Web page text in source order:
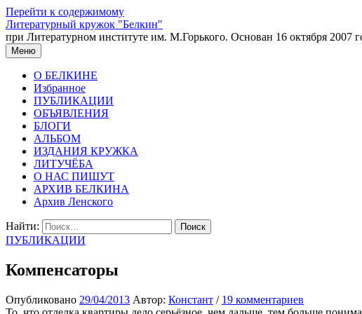
Перейти к содержимому
Литературный кружок "Белкин"
при Литературном институте им. М.Горького. Основан 16 октября 2007
Меню
О БЕЛКИНЕ
Избранное
ПУБЛИКАЦИИ
ОБЪЯВЛЕНИЯ
БЛОГИ
АЛЬБОМ
ИЗДАНИЯ КРУЖКА
ЛИТУЧЁБА
О НАС ПИШУТ
АРХИВ БЕЛКИНА
Архив Ленского
Найти:
ПУБЛИКАЦИИ
Компенсаторы
Опубликовано 29/04/2013 Автор: Констант / 19 комментариев